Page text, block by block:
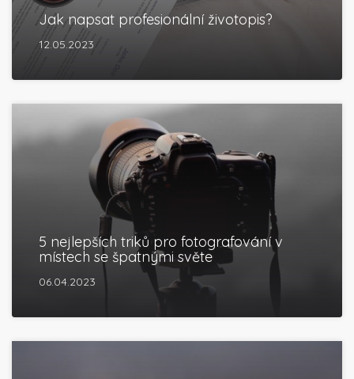
Jak napsat profesionální životopis?
12.05.2023
5 nejlepších triků pro fotografování v
místech se špatnými světe
06.04.2023